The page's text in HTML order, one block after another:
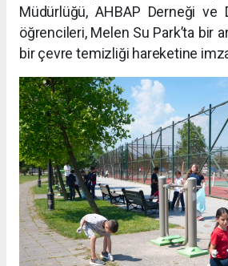
Müdürlüğü, AHBAP Derneği ve
öğrencileri, Melen Su Park’ta bir
bir çevre temizliği hareketine